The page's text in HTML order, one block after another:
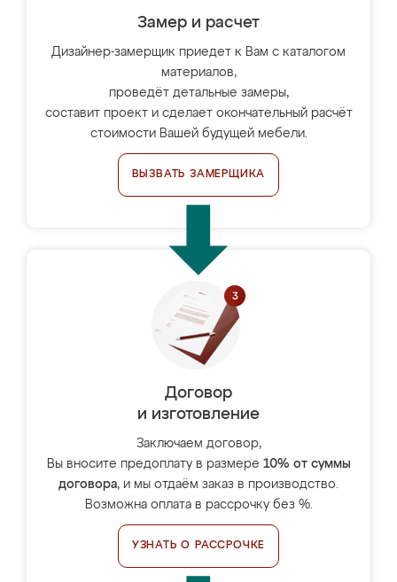
Замер и расчет
Дизайнер-замерщик приедет к Вам с каталогом
материалов,
проведёт детальные замеры,
составит проект и сделает окончательный расчёт
стоимости Вашей будущей мебели.
ВЫЗВАТЬ ЗАМЕРЩИКА
Договор
и изготовление
Заключаем договор,
Вы вносите предоплату в размере 10% от суммы
договора, и мы отдаём заказ в производство.
Возможна оплата в рассрочку без %.
УЗНАТЬ О РАССРОЧКЕ